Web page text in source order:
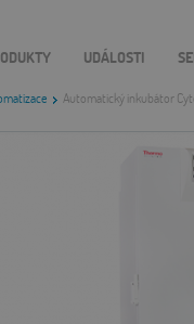
Automatický inkubátor
UDÁLOSTI